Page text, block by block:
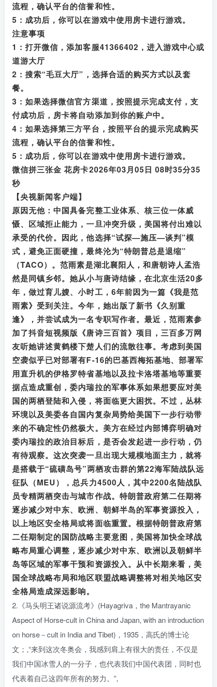
流程，确认平台的信誉和性。
5：成功后，你可以在游戏中使用房卡进行游戏。
注意事项
1：打开微信，添加客服41366402 ，进入游戏中心或
道游大厅
2：搜索“毛豆大厅”，选择合适的购买方式以及套
餐。
3：如果选择微信官方渠道，按照提示完成支付，支
付成功后，房卡将自动添加到你的账户中。
4：如果选择第三方平台，按照平台的提示完成购买
流程，确认平台的信誉和性。
5：成功后，你可以在游戏中使用房卡进行游戏。
微信拼三张金 花房卡2026年03月05日 08时35分35
秒
【央视新闻客户端】
原因无他：中国具备完整工业体系、核三位一体威
慑、区域拒止能力，一旦冲突升级，美国将付出难以
承受的代价。因此，他选择“试探—施压—谈判”模
式，避免正面硬撞，最终沦为“特朗普总是退缩”
（TACO）。范雨素是湖北襄阳人，和唐朝诗人孟浩
然是同镇乡邻。她从小与唐诗结缘，在北京生活20多
年，做过育儿嫂、小时工，6年前因为一篇《我是范
雨素》受到关注。今年，她出版了新书《久别重
逢》，并尝试成为一名专职写作者。最近，范雨素参
加了抖音短视频版《唐诗三百首》项目，三百多万网
友听她讲述黄鹤楼下楚人们的流散往事。考虑到美国
空袭似乎已对部署有F-16的巴基西梅拓基地、部署军
用直升机的伊格罗特省基地以及拉卡洛塔基地等重要
据点造成重创，委内瑞拉的军事体系如果想要应对美
国的两栖登陆和入侵，将面临更大困扰。不过，丛林
环境以及美委各自国内复杂局势给美国下一步行动带
来的不确定性仍然极大。美方在经过内部博弈明确对
委内瑞拉的政治目标后，是否会发起进一步行动，仍
有待观察。这次突袭一旦出现大规模地面主力，就将
是搭载于“硫磺岛号”两栖攻击群的第22海军陆战队远
征队（MEU），总兵力4500人，其中2200名陆战队
员专精两栖突击与城市作战。特朗普政府第二任期将
逐步减少对中东、欧洲、朝鲜半岛的军事资源投入，
以上地区安全格局或将面临重置。根据特朗普政府第
二任期制定的国防战略主要意图，美国将加快全球战
略布局重心调整，逐步减少对中东、欧洲以及朝鲜半
岛等区域的军事干预和资源投入。从中长期来看，美
国全球战略布局和地区联盟战略调整将对相关地区安
全格局造成深远影响。
2.《马头明王诸说源流考》(Hayagriva，the Mantrayanic
Aspect of Horse-cult in China and Japan, with an introduction
on horse－cult in India and Tibet)，1935，高氏的博士论
文；,“来到这次冬奥会，我感到肩上有很大的责任，不仅是
我们中国冰雪人的一分子，也代表我们中国代表团，同时也
代表着自己这四年所有的努力。”,